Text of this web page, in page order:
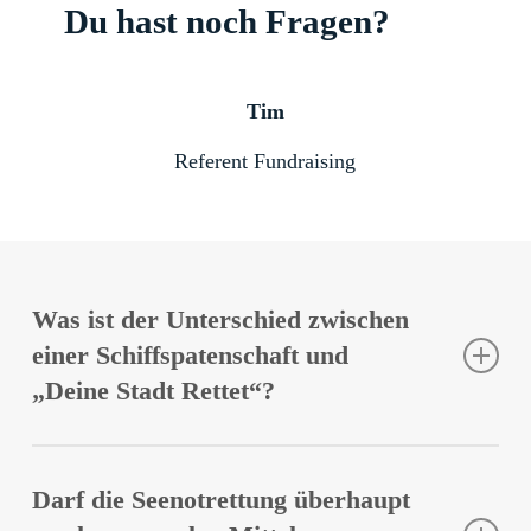
Du hast noch Fragen?
Tim
Referent Fundraising
Was ist der Unterschied zwischen
einer Schiffspatenschaft und
„Deine Stadt Rettet“?
Kommune, ist der politische Beschluss zur
finanziellen Unterstützung. „Deine Stadt Rettet“ ist
Darf die Seenotrettung überhaupt